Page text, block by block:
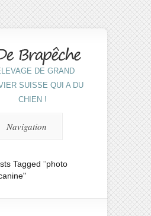
DE GRAND
SUISSE QUI A DU
CHIEN !
Navigation
Tagged "photo